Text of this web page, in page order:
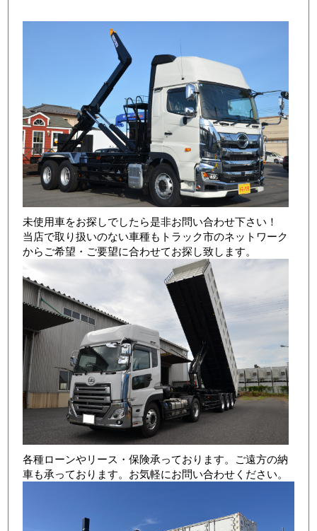
未使用車をお探しでしたら是非お問い合わせ下さい！
当店で取り扱いのない車種もトラック市のネットワーク
からご希望・ご要望に合わせてお探し致します。
各種ローンやリース・保険承っております。ご遠方の納
車も承っております。お気軽にお問い合わせください。